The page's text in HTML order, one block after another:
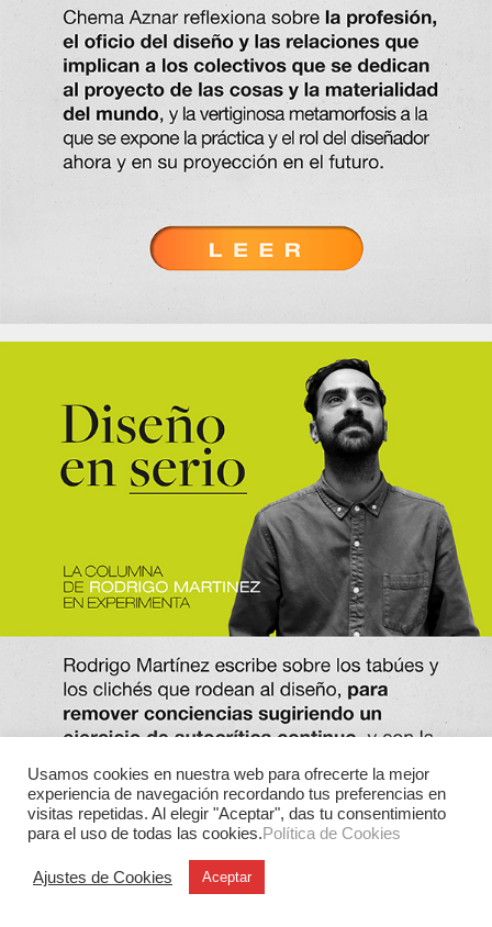
Usamos cookies en nuestra web para ofrecerte la mejor
experiencia de navegación recordando tus preferencias en
visitas repetidas. Al elegir "Aceptar", das tu consentimiento
para el uso de todas las cookies.Política de Cookies
Ajustes de Cookies Aceptar